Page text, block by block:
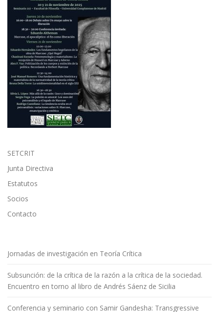
SETCRIT
Junta Directiva
Estatutos
Socios
Contacto
Jornadas de investigación en Teoría Crítica
Subsunción: de la crítica de la razón a la crítica de la sociedad.
Encuentro en torno al libro de Andrés Sáenz de Sicilia
Conferencia y seminario con Samir Gandesha: Transgressive